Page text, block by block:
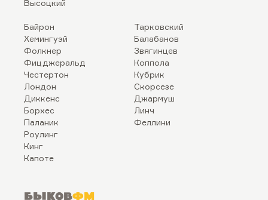
Высоцкий
Байрон
Хемингуэй
Фолкнер
Фицджеральд
Честертон
Лондон
Диккенс
Борхес
Паланик
Роулинг
Кинг
Капоте
Тарковский
Балабанов
Звягинцев
Коппола
Кубрик
Скорсезе
Джармуш
Линч
Феллини
БыковФМ